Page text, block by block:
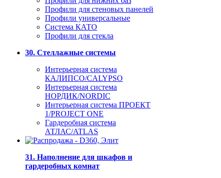
Профили для стеновых панелей
Профили универсальные
Система КАТО
Профили для стекла
30. Стеллажные системы
Интерьерная система
КАЛИПСО/CALYPSO
Интерьерная система
НОРДИК/NORDIC
Интерьерная система ПРОЕКТ
1/PROJECT ONE
Гардеробная система
АТЛАС/ATLAS
31. Наполнение для шкафов и
гардеробных комнат